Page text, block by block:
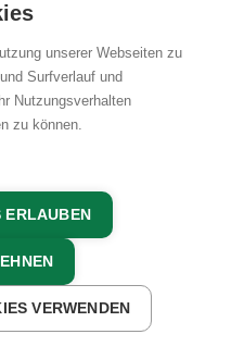
Internetanschluss
2026
6
7
14
SA
15
16
SA
SO
MO
unserer Webseiten zu
Surfverlauf und
Nutzungsverhalten
zu können.
VERWENDEN